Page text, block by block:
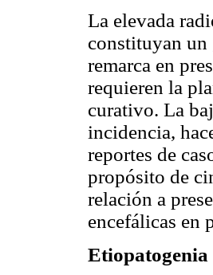
La elevada
constituyan un
remarca en
requieren la
curativo. La
incidencia,
reportes de
propósito de
relación a
encefálicas en
Etiopatogenia